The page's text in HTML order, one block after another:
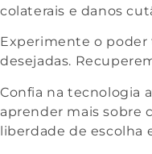
colaterais e danos
Experimente o poder
desejadas.
Confia na tecnologia
aprender mais sobre
liberdade de escolha